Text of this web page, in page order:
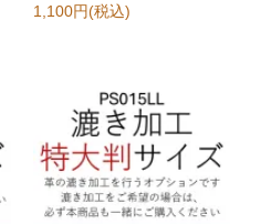
1,100円(税込)